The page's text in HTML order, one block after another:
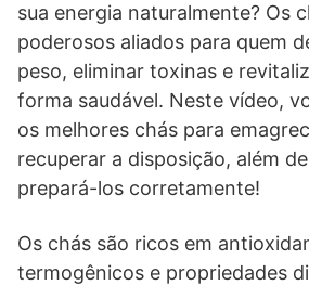
sua energia naturalmente? Os
poderosos aliados para quem
peso, eliminar toxinas e
forma saudável. Neste vídeo,
os melhores chás para
recuperar a disposição, além
prepará-los corretamente!
Os chás são ricos em
termogênicos e propriedades